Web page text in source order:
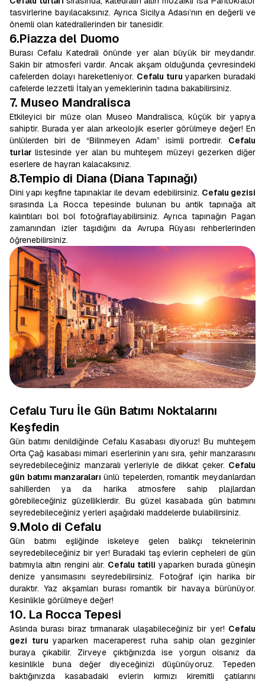
tasvirlerine bayılacaksınız. Ayrıca Sicilya Adası’nın en değerli ve
önemli olan katedrallerinden bir tanesidir.
6.Piazza del Duomo
Burası Cefalu Katedrali önünde yer alan büyük bir meydandır.
Sakin bir atmosferi vardır. Ancak akşam olduğunda çevresindeki
cafelerden dolayı hareketleniyor. Cefalu turu yaparken buradaki
cafelerde lezzetli İtalyan yemeklerinin tadına bakabilirsiniz.
7. Museo Mandralisca
Etkileyici bir müze olan Museo Mandralisca, küçük bir yapıya
sahiptir. Burada yer alan arkeolojik eserler görülmeye değer! En
ünlülerden biri de “Bilinmeyen Adam” isimli portredir. Cefalu
turlarlistesinde yer alan bu muhteşem müzeyi gezerken diğer
eserlere de hayran kalacaksınız.
8.Tempio di Diana (Diana Tapınağı)
Dini yapı keşfine tapınaklar ile devam edebilirsiniz. Cefalu gezisi
sırasında La Rocca tepesinde bulunan bu antik tapınağa ait
kalıntıları bol bol fotoğraflayabilirsiniz. Ayrıca tapınağın Pagan
zamanından izler taşıdığını da Avrupa Rüyası rehberlerinden
öğrenebilirsiniz.
Cefalu Turu İle Gün Batımı Noktalarını
Keşfedin
Gün batımı denildiğinde Cefalu Kasabası diyoruz! Bu muhteşem
Orta Çağ kasabası mimari eserlerinin yanı sıra, şehir manzarasını
seyredebileceğiniz manzaralı yerleriyle de dikkat çeker. Cefalu
gün batımı manzaraları ünlü tepelerden, romantik meydanlardan
sahillerden ya da harika atmosfere sahip plajlardan
görebileceğiniz güzelliklerdir. Bu güzel kasabada gün batımını
seyredebileceğiniz yerleri aşağıdaki maddelerde bulabilirsiniz.
9.Molo di Cefalu
Gün batımı eşliğinde iskeleye gelen balıkçı teknelerinin
seyredebileceğiniz bir yer! Buradaki taş evlerin cepheleri de gün
batımıyla altın rengini alır. Cefalu tatili yaparken burada güneşin
denize yansımasını seyredebilirsiniz. Fotoğraf için harika bir
duraktır. Yaz akşamları burası romantik bir havaya bürünüyor.
Kesinlikle görülmeye değer!
10. La Rocca Tepesi
Aslında burası biraz tırmanarak ulaşabileceğiniz bir yer! Cefalu
gezi turuyaparken maceraperest ruha sahip olan gezginler
buraya çıkabilir. Zirveye çıktığınızda ise yorgun olsanız da
kesinlikle buna değer diyeceğinizi düşünüyoruz. Tepeden
baktığınızda kasabadaki evlerin kırmızı kiremitli çatılarını